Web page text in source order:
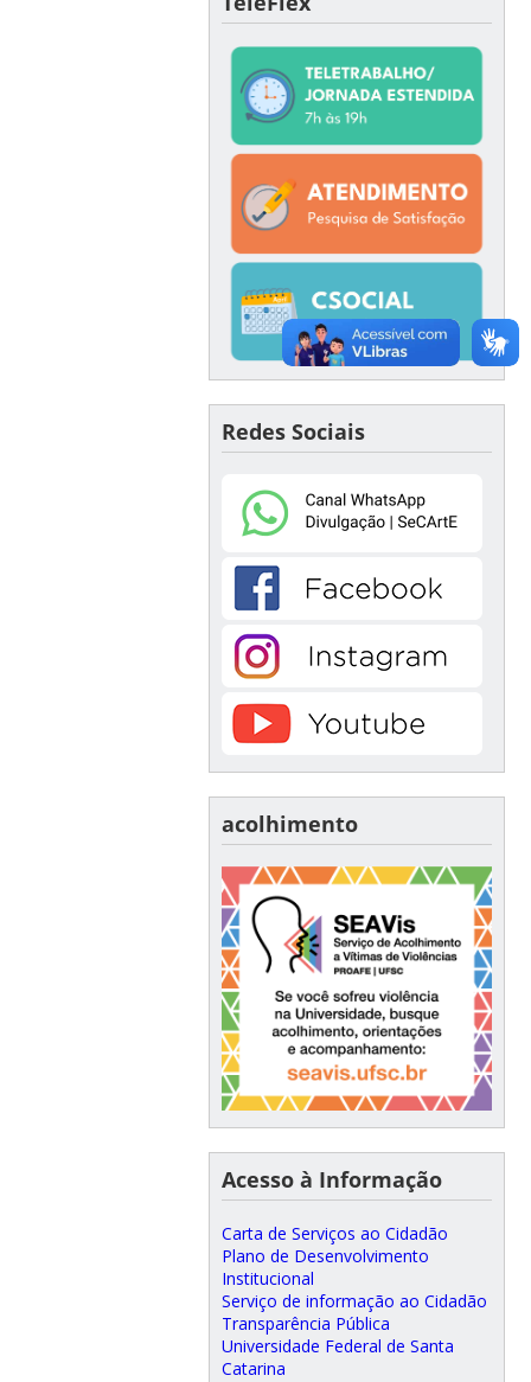
Redes Sociais
acolhimento
Acesso à Informação
Carta de Serviços ao Cidadão
Plano de Desenvolvimento
Institucional
Serviço de informação ao Cidadão
Transparência Pública
Universidade Federal de Santa
Catarina